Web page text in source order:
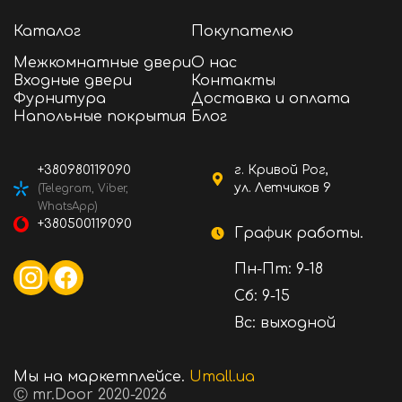
Каталог
Межкомнатные двери
Входные двери
Фурнитура
Напольные покрытия
Покупателю
О нас
Контакты
Доставка и оплата
Блог
г. Кривой Рог,
ул. Летчиков 9
График работы.
Пн-Пт: 9-18
Сб: 9-15
Вс: выходной
+380980119090
(Telegram, Viber,
WhatsApp)
+380500119090
Ⓒ mr.Door 2020-2026
Мы на маркетплейсе. Umall.ua